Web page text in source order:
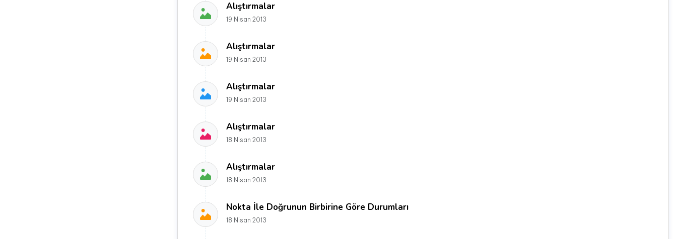
Alıştırmalar
19 Nisan 2013
Alıştırmalar
19 Nisan 2013
Alıştırmalar
19 Nisan 2013
Alıştırmalar
18 Nisan 2013
Alıştırmalar
18 Nisan 2013
Nokta İle Doğrunun Birbirine Göre Durumları
18 Nisan 2013